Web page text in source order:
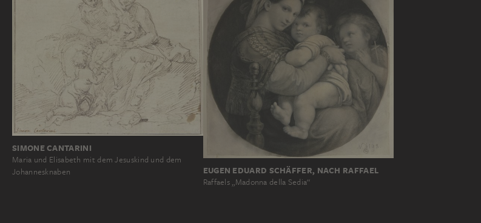
SIMONE CANTARINI
Maria und Elisabeth mit dem Jesuskind und dem
Johannesknaben
EUGEN EDUARD SCHÄFFER, NACH RAFFAEL
Raffaels „Madonna della Sedia“